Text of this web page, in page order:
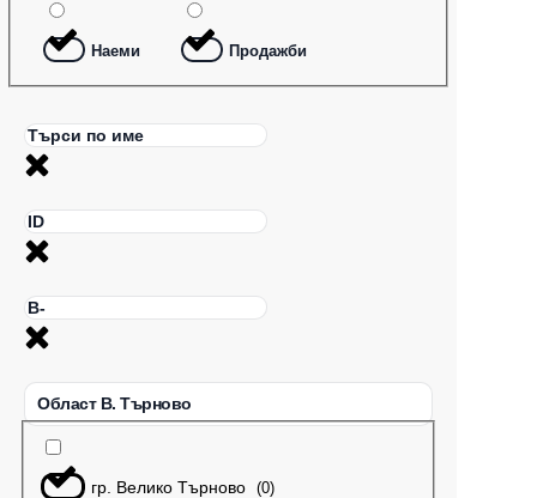
Наеми Продажби
Област В. Търново
гр. Велико Търново (0)